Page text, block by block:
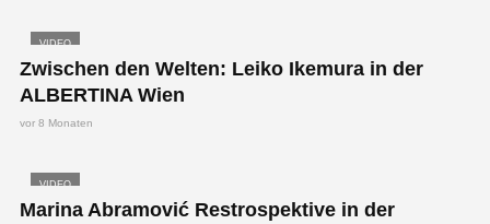
VIDEO
Zwischen den Welten: Leiko Ikemura in der
ALBERTINA Wien
vor 8 Monaten
VIDEO
Marina Abramović Restrospektive in der